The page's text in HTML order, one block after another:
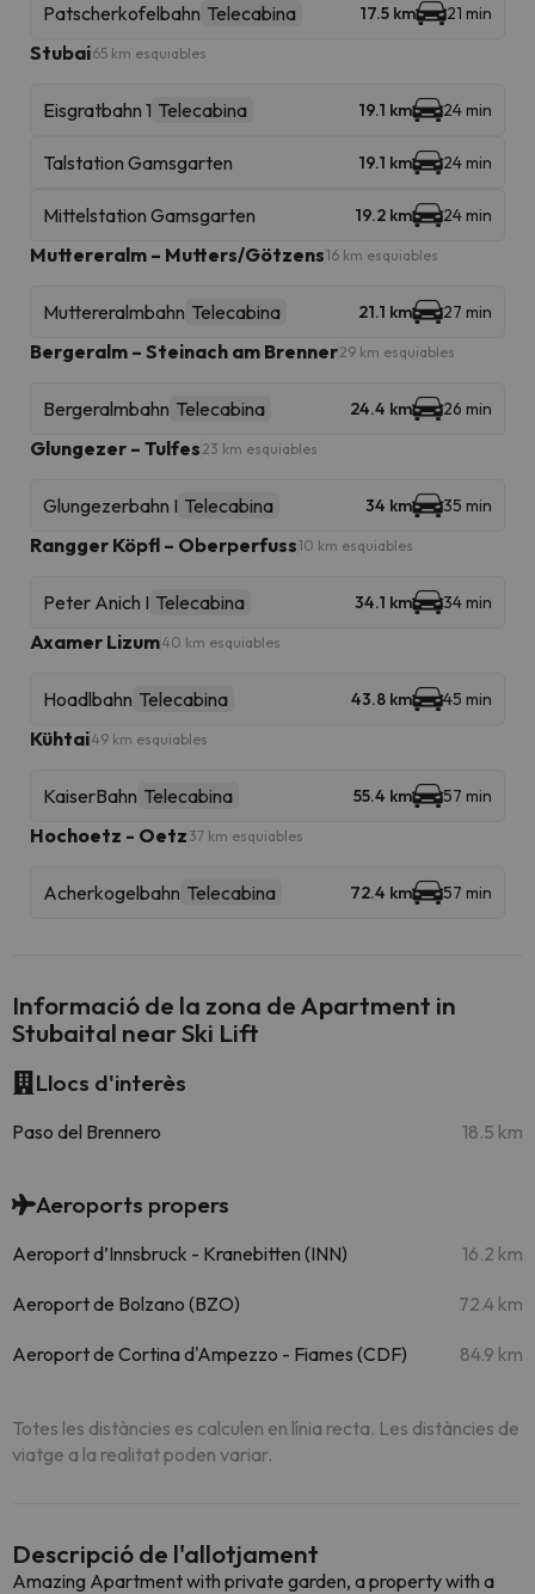
Patscherkofelbahn Telecabina 17.5 km 21 min
Stubai65 km esquiables
Eisgratbahn 1 Telecabina 19.1 km 24 min
Talstation Gamsgarten 19.1 km 24 min
Mittelstation Gamsgarten 19.2 km 24 min
Muttereralm – Mutters/Götzens16 km esquiables
Muttereralmbahn Telecabina 21.1 km 27 min
Bergeralm – Steinach am Brenner29 km esquiables
Bergeralmbahn Telecabina 24.4 km 26 min
Glungezer – Tulfes 23 km esquiables
Glungezerbahn I Telecabina 34 km 35 min
Rangger Köpfl – Oberperfuss10 km esquiables
Peter Anich I Telecabina 34.1 km 34 min
Axamer Lizum40 km esquiables
Hoadlbahn Telecabina 43.8 km 45 min
Kühtai49 km esquiables
KaiserBahn Telecabina 55.4 km 57 min
Hochoetz - Oetz 37 km esquiables
Acherkogelbahn Telecabina 72.4 km 57 min
Informació de la zona de Apartment in
Stubaital near Ski Lift
Llocs d'interès
Paso del Brennero 18.5 km
Aeroports propers
Aeroport d’Innsbruck - Kranebitten (INN) 16.2 km
Aeroport de Bolzano (BZO) 72.4 km
Aeroport de Cortina d'Ampezzo - Fiames (CDF) 84.9 km
Totes les distàncies es calculen en línia recta. Les distàncies de
viatge a la realitat poden variar.
Descripció de l'allotjament
Amazing Apartment with private garden, a property with a